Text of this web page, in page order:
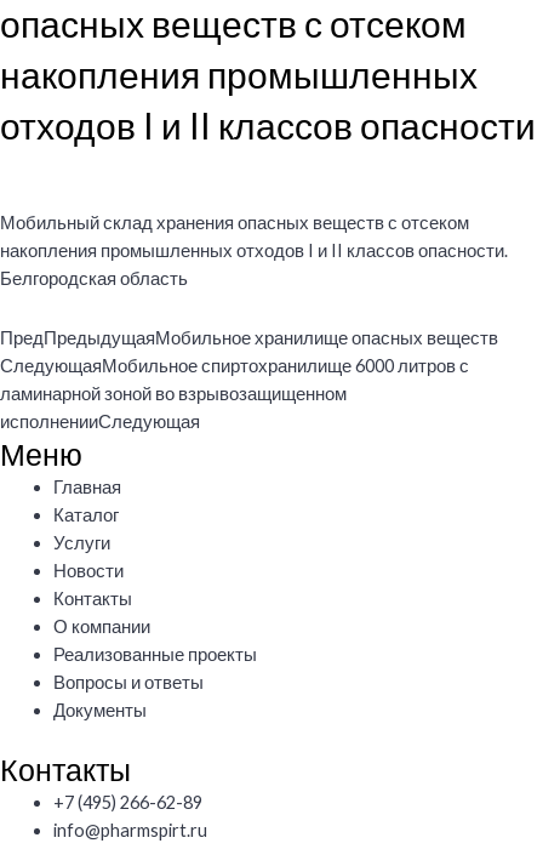
опасных веществ с отсеком
накопления промышленных
отходов I и II классов опасности
Мобильный склад хранения опасных веществ с отсеком
накопления промышленных отходов I и II классов опасности.
Белгородская область
ПредПредыдущаяМобильное хранилище опасных веществ
СледующаяМобильное спиртохранилище 6000 литров с
ламинарной зоной во взрывозащищенном
исполненииСледующая
Меню
Меню
Главная
Каталог
Услуги
Новости
Контакты
О компании
Реализованные проекты
Вопросы и ответы
Документы
Контакты
+7 (495) 266-62-89
info@pharmspirt.ru